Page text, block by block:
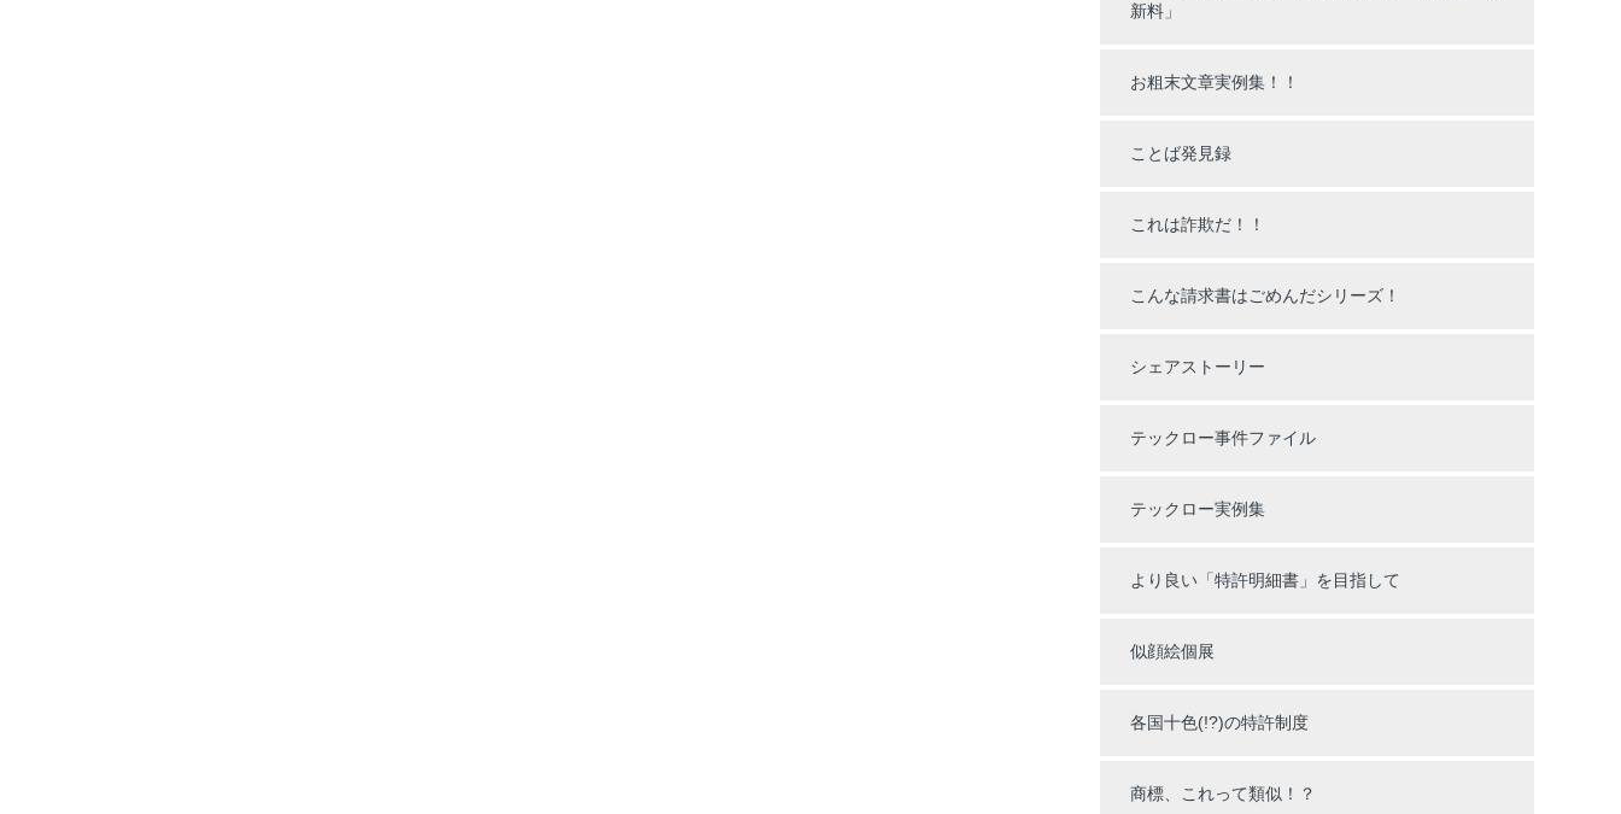
新料」
お粗末文章実例集！！
ことば発見録
これは詐欺だ！！
こんな請求書はごめんだシリーズ！
シェアストーリー
テックロー事件ファイル
テックロー実例集
より良い「特許明細書」を目指して
似顔絵個展
各国十色(!?)の特許制度
商標、これって類似！？